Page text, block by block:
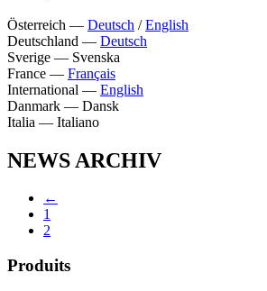
Österreich — Deutsch /English
Deutschland — Deutsch
Sverige — Svenska
France — Français
International — English
Danmark — Dansk
Italia — Italiano
NEWS ARCHIV
←
1
2
Produits